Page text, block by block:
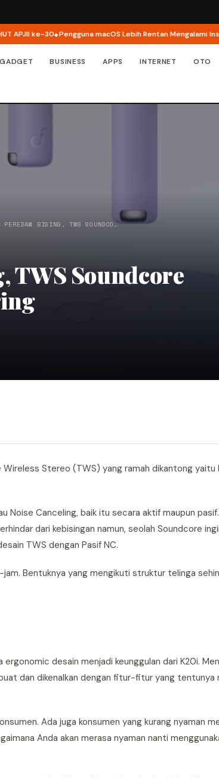
ke-30 Pengguna macOS Lebih Rentan Mengalami Insiden
GADGET BUSINESS APPS INTERNET OTO
BISING, TWS SOUNDCO…
TWS Soundcore
Stereo (TWS) yang ramah dikantong yaitu
Noise Canceling, baik itu secara aktif maupun
dari kebisingan namun, seolah Soundcore
TWS dengan Pasif NC.
Bentuknya yang mengikuti struktur telinga
desain menjadi keunggulan dari K20i.
dan dikenalkan dengan fitur-fitur yang tentunya
Ada juga konsumen yang kurang nyaman
Anda akan merasa nyaman nanti